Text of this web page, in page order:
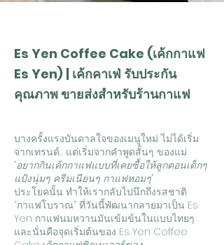
Es Yen Coffee Cake (เค้กกาแฟ
Es Yen) | เค้กคาเฟ่ รับประกัน
คุณภาพ ขายส่งสำหรับร้านกาแฟ
บางครั้งแรงบันดาลใจของเมนูใหม่ ไม่ได้เริ่ม
จากเทรนด์… แต่เริ่มจากคำพูดสั้นๆ ของแม่
“อยากกินเค้กกาแฟแบบที่เคยซื้อให้ลูกตอนเด็กๆ
แป้งนุ่มๆ ครีมเนียนๆ กาแฟหอมๆ”
ประโยคนั้น ทำให้เรากลับไปนึกถึงรสชาติ
“กาแฟโบราณ” ที่วันนี้พัฒนากลายมาเป็น Es
Yen กาแฟนมหวานมันเข้มข้นในแบบไทยๆ
และนั่นคือจุดเริ่มต้นของ Es Yen Coffee